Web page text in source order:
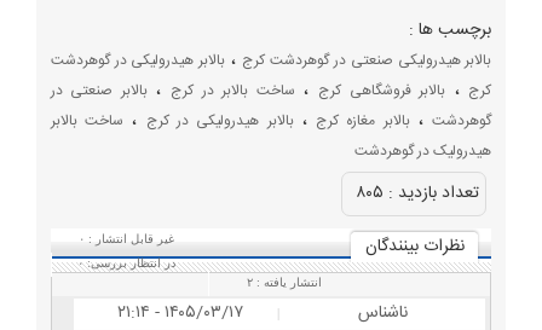
برچسب ها :
بالابر هیدرولیکی صنعتی در گوهردشت کرج ، بالابر هیدرولیکی در گوهردشت
کرج ، بالابر فروشگاهی کرج ، ساخت بالابر در کرج ،بالابر صنعتی در
گوهردشت،بالابر مغازه کرج ،بالابر هیدرولیکی در کرج ، ساخت بالابر
هیدرولیک در گوهردشت
تعداد بازديد : ۸۰۵
نظرات بينندگان
غیر قابل انتشار : ۰
در انتظار بررسی:۰
انتشار یافته :۲
ناشناس ۱۴۰۵/۰۳/۱۷ - ۲۱:۱۴